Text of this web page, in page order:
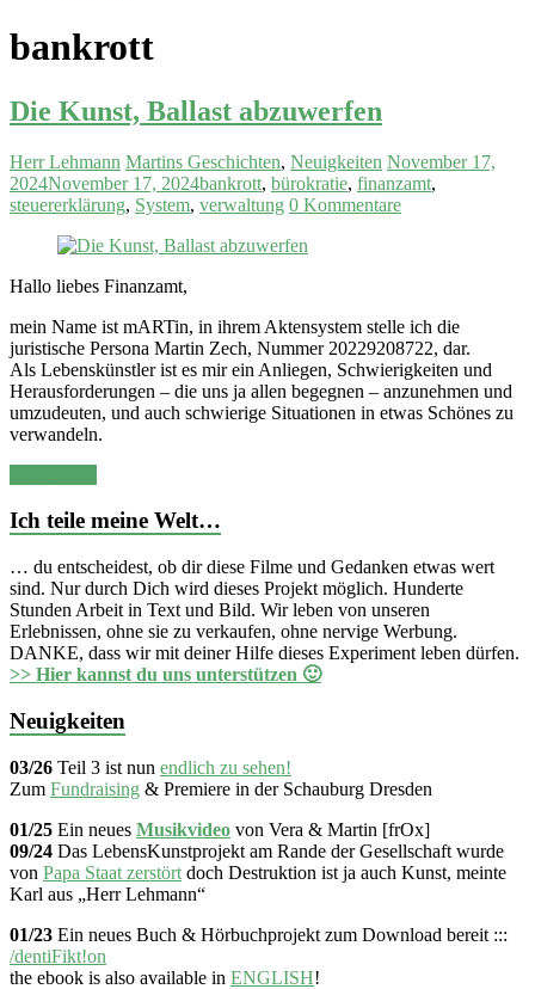
bankrott
Die Kunst, Ballast abzuwerfen
Herr Lehmann Martins Geschichten, Neuigkeiten November 17,
2024November 17, 2024bankrott, bürokratie, finanzamt,
steuererklärung, System, verwaltung 0 Kommentare
Hallo liebes Finanzamt,
mein Name ist mARTin, in ihrem Aktensystem stelle ich die
juristische Persona Martin Zech, Nummer 20229208722, dar.
Als Lebenskünstler ist es mir ein Anliegen, Schwierigkeiten und
Herausforderungen – die uns ja allen begegnen – anzunehmen und
umzudeuten, und auch schwierige Situationen in etwas Schönes zu
verwandeln.
Ich teile meine Welt…
… du entscheidest, ob dir diese Filme und Gedanken etwas wert
sind. Nur durch Dich wird dieses Projekt möglich. Hunderte
Stunden Arbeit in Text und Bild. Wir leben von unseren
Erlebnissen, ohne sie zu verkaufen, ohne nervige Werbung.
DANKE, dass wir mit deiner Hilfe dieses Experiment leben dürfen.
>> Hier kannst du uns unterstützen 🙂
Neuigkeiten
03/26 Teil 3 ist nun endlich zu sehen!
Zum Fundraising & Premiere in der Schauburg Dresden
01/25 Ein neues Musikvideo von Vera & Martin [frOx]
09/24 Das LebensKunstprojekt am Rande der Gesellschaft wurde
von Papa Staat zerstört doch Destruktion ist ja auch Kunst, meinte
Karl aus „Herr Lehmann“
01/23 Ein neues Buch & Hörbuchprojekt zum Download bereit :::
/dentiFikt!on
the ebook is also available in ENGLISH!